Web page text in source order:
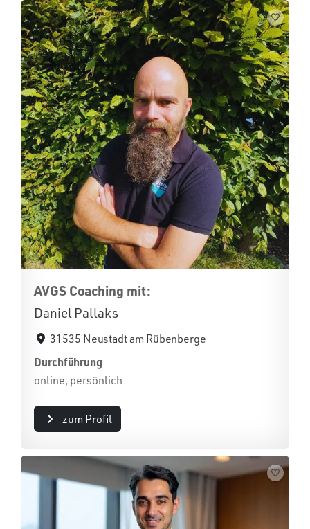
AVGS Coaching mit:
Daniel Pallaks
31535 Neustadt am Rübenberge
Durchführung
online, persönlich
zum Profil